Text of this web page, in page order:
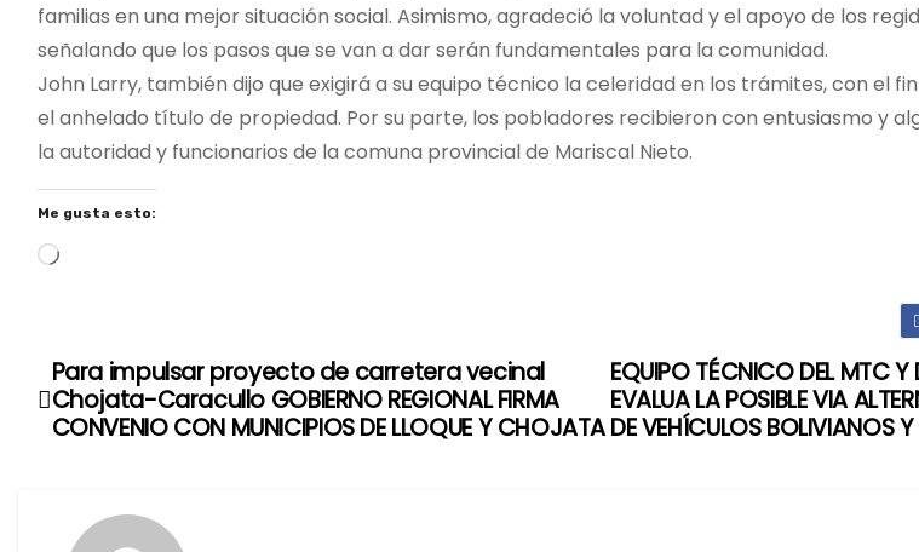
familias en una mejor situación social. Asimismo, agradeció la voluntad y el apoyo de los
señalando que los pasos que se van a dar serán fundamentales para la comunidad.
John Larry, también dijo que exigirá a su equipo técnico la celeridad en los trámites, con el
el anhelado título de propiedad. Por su parte, los pobladores recibieron con entusiasmo y
la autoridad y funcionarios de la comuna provincial de Mariscal Nieto.
Me gusta esto:
C
a
n
N
a
EQUIPO TÉCNICO DEL MTC
EVALUA LA POSIBLE VIA
DE VEHÍCULOS BOLIVIANOS Y
Para impulsar proyecto de carretera vecinal
Chojata-Caracullo GOBIERNO REGIONAL FIRMA
CONVENIO CON MUNICIPIOS DE LLOQUE Y CHOJATA